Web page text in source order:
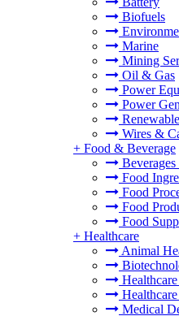
Biofuels
Marine
Mining
Oil & Gas
Power
Power
Wires &
+ Food & Beverage
Food
Food
Food
Food
+ Healthcare
Animal
Medical